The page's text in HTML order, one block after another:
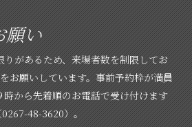
願い
があるため、来場者数を制限してお
お願いしています。事前予約枠が満員
から先着順のお電話で受け付けます
48-3620）。